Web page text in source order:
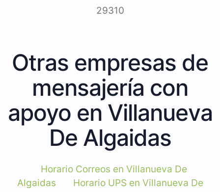
29310
Otras empresas de
mensajería con
apoyo en Villanueva
De Algaidas
Horario Correos en Villanueva De
Algaidas
Horario UPS en Villanueva De